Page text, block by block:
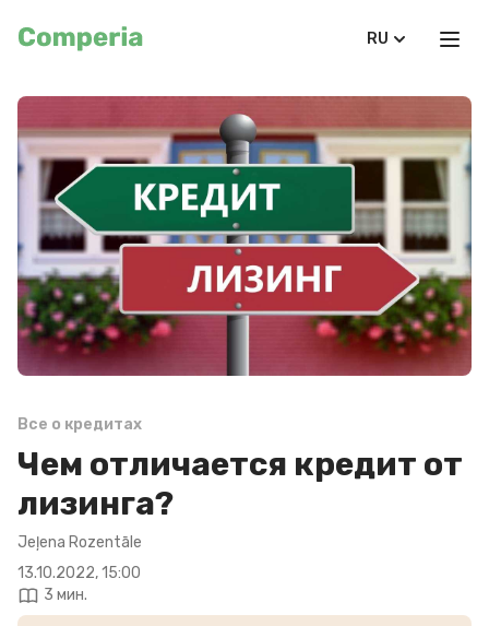
RU
Все о кредитах
Чем отличается кредит от
лизинга?
Jeļena Rozentāle
13.10.2022, 15:00
3 мин.